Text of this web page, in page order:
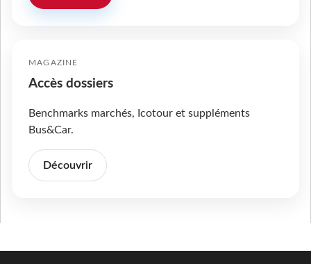
MAGAZINE
Accès dossiers
Benchmarks marchés, Icotour et suppléments
Bus&Car.
Découvrir